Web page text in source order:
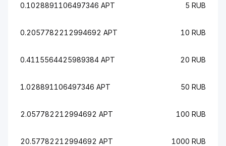
0.1028891106497346 APT 5 RUB
0.2057782212994692 APT 10 RUB
0.4115564425989384 APT 20 RUB
1.028891106497346 APT 50 RUB
2.057782212994692 APT 100 RUB
20.57782212994692 APT 1000 RUB